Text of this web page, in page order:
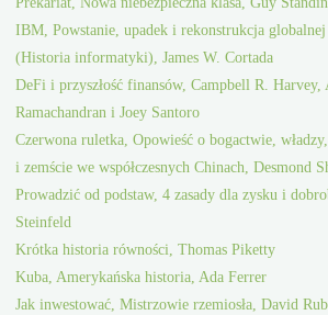
IBM, Powstanie, upadek i rekonstrukcja
(Historia informatyki), James W. Cortada
DeFi i przyszłość finansów, Campbell R. Harvey,
Ramachandran i Joey Santoro
Czerwona ruletka, Opowieść o bogactwie,
i zemście we współczesnych Chinach, Desmond
Prowadzić od podstaw, 4 zasady dla zysku i
Steinfeld
Krótka historia równości, Thomas Piketty
Kuba, Amerykańska historia, Ada Ferrer
Jak inwestować, Mistrzowie rzemiosła, David